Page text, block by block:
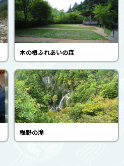
木の根ふれあいの森
程野の滝